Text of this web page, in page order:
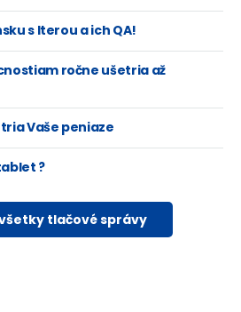
s Iterou a ich QA!
ročne ušetria až
Vaše peniaze
?
tlačové správy